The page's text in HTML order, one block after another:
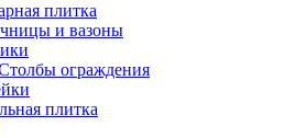
плитка
и вазоны
ограждения
плитка